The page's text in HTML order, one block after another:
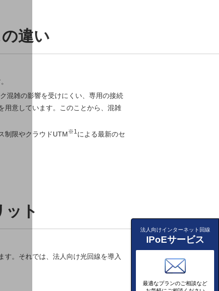
違い
混雑の影響を受けにくい、専用の接続
用意しています。このことから、混雑
制限やクラウドUTM※1 による最新のセ
ト
す。それでは、法人向け光回線を導入
法人向けインターネット回線
IPoEサービス
最適なプランのご相談など